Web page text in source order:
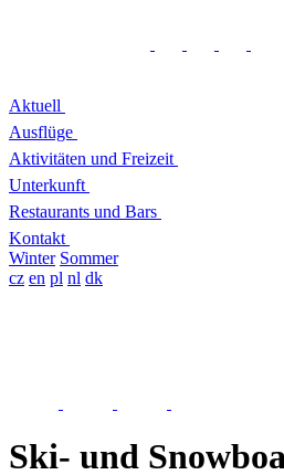
Aktuell
Ausflüge
Aktivitäten und Freizeit
Unterkunft
Restaurants und Bars
Kontakt
Winter Sommer
cz en pl nl dk
Ski- und